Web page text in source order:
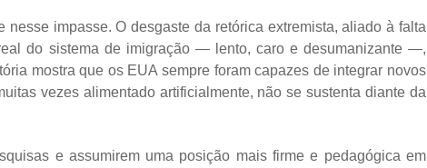
impasse. O desgaste da retórica extremista, aliado à falta
do sistema de imigração — lento, caro e desumanizante —,
mostra que os EUA sempre foram capazes de integrar novos
vezes alimentado artificialmente, não se sustenta diante da
e assumirem uma posição mais firme e pedagógica em